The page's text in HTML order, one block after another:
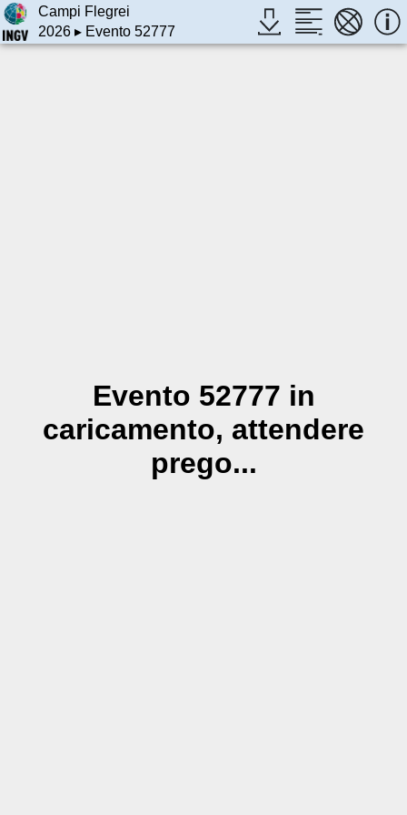
Campi Flegrei
2026▸ Evento 52777
Evento 52777 in
caricamento, attendere
prego...